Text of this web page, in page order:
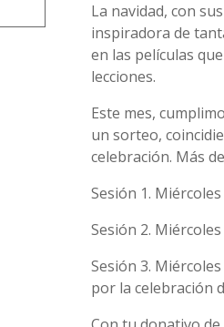
La navidad, con
inspiradora de
en las películas
lecciones.
Este mes,
un sorteo,
celebración. Más
Sesión 1.
Sesión 2. Miércoles
Sesión 3.
por la celebración